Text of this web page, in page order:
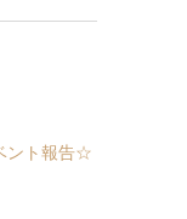
ント報告☆